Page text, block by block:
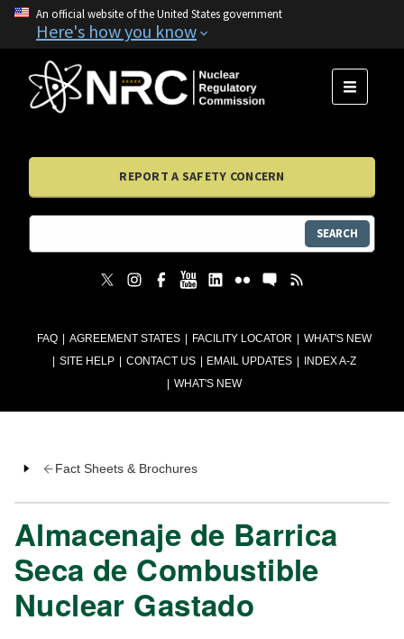
An official website of the United States government
Here's how you know
FAQ AGREEMENT STATES FACILITY LOCATOR
WHAT'S NEW
SITE HELP
CONTACT US EMAIL UPDATES
INDEX A-Z
WHAT'S NEW
MENU
REPORT A SAFETY CONCERN
SEARCH
Fact Sheets & Brochures
Almacenaje de Barrica
Seca de Combustible
Nuclear Gastado